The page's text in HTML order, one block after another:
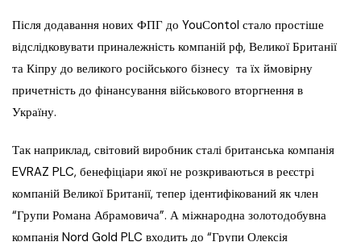
Після додавання нових ФПГ до YouСontol стало простіше
відслідковувати приналежність компаній рф, Великої Британії
та Кіпру до великого російського бізнесу та їх ймовірну
причетність до фінансування військового вторгнення в
Україну.
Так наприклад, світовий виробник сталі британська компанія
EVRAZ PLC, бенефіціари якої не розкриваються в реєстрі
компаній Великої Британії, тепер ідентифікований як член
“Групи Романа Абрамовича”. А міжнародна золотодобувна
компанія Nord Gold PLC входить до “Групи Олексія